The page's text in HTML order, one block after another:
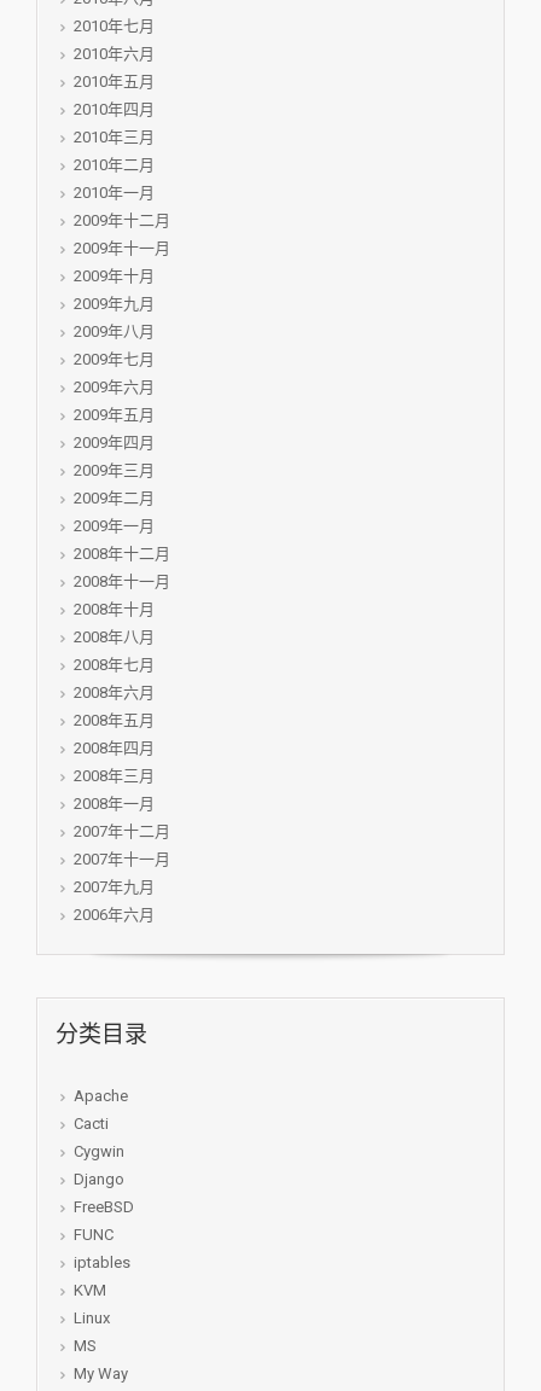
2010年七月
2010年六月
2010年五月
2010年四月
2010年三月
2010年二月
2010年一月
2009年十二月
2009年十一月
2009年十月
2009年九月
2009年八月
2009年七月
2009年六月
2009年五月
2009年四月
2009年三月
2009年二月
2009年一月
2008年十二月
2008年十一月
2008年十月
2008年八月
2008年七月
2008年六月
2008年五月
2008年四月
2008年三月
2008年一月
2007年十二月
2007年十一月
2007年九月
2006年六月
分类目录
Apache
Cacti
Cygwin
Django
FreeBSD
FUNC
iptables
KVM
Linux
MS
My Way